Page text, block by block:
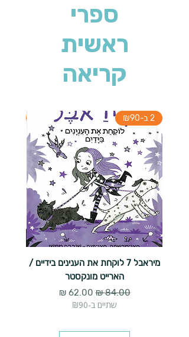
ספרי
ראשית
קריאה
2 ב-₪90
מיראבל 7 לוקחת את הענינים בידיים /
הארייט מונקסטר
מחיר רגיל‏84.00 ‏₪ מחיר מבצע
שתיים ב-₪90